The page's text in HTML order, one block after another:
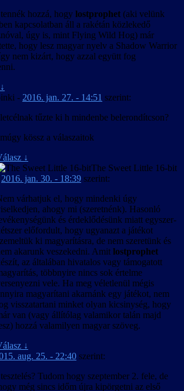
hozzá, hogy lostprophet (aki velünk
kapcsolatban áll a rakétán közlekedő
úgy is, mint Flying Wild Hog) már
hogy lesz magyar nyelv a Shadow Warrior
nem kizárt, hogy azzal együtt fog
↓
- 2016. jan. 27. - 14:51 szerint:
tűzte ki h mindenbe belerondítcson?
kössz a válaszaitok
↓
The Sweet Little 16-bit
2016. jan. 30. - 18:39 szerint:
várhatjuk el, hogy mindenki úgy
ahogy mi (szeretnénk). Hasonló
és érdeklődésünk miatt egyszer-
előfordult, hogy ugyanazt a játékot
ki magyarításra, de nem szeretünk és
akarunk veszekedni. Amit lostprophet
az általában hivatalos vagy támogatott
többnyire nincs sok értelme
vele. Ha meg véletlenül mégis
magyarítani akarnánk egy játékot, nem
visszatartani minket olyan kicsinység, hogy
van (vagy állítólag valamikor talán majd
hozzá valamilyen magyar szöveg.
↓
aug. 25. - 22:40 szerint:
Tudom hogy szeptember 2. fele, de
még sincs időm újra kipörgetni az első